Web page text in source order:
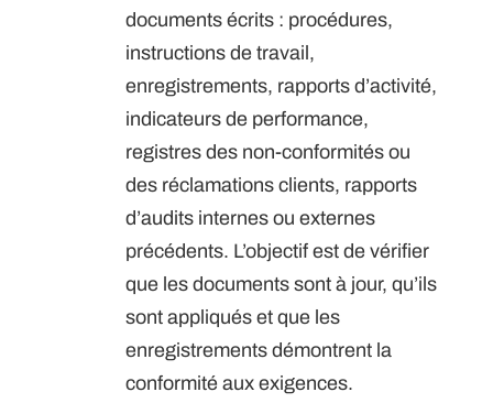
documents écrits : procédures,
instructions de travail,
enregistrements, rapports d’activité,
indicateurs de performance,
registres des non-conformités ou
des réclamations clients, rapports
d’audits internes ou externes
précédents. L’objectif est de vérifier
que les documents sont à jour, qu’ils
sont appliqués et que les
enregistrements démontrent la
conformité aux exigences.